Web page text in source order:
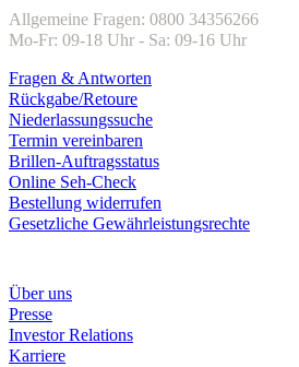
Allgemeine Fragen: 0800 34356266
Mo-Fr: 09-18 Uhr - Sa: 09-16 Uhr
Fragen & Antworten
Rückgabe/Retoure
Niederlassungssuche
Termin vereinbaren
Brillen-Auftragsstatus
Online Seh-Check
Bestellung widerrufen
Gesetzliche Gewährleistungsrechte
Über uns
Presse
Investor Relations
Karriere